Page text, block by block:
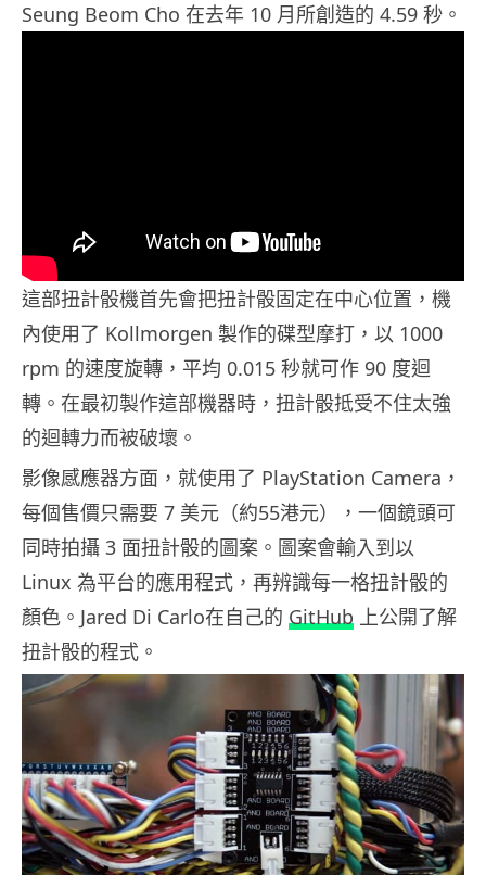
Seung Beom Cho 在去年 10 月所創造的 4.59 秒。
這部扭計骰機首先會把扭計骰固定在中心位置，機
內使用了 Kollmorgen 製作的碟型摩打，以 1000
rpm 的速度旋轉，平均 0.015 秒就可作 90 度迴
轉。在最初製作這部機器時，扭計骰抵受不住太強
的迴轉力而被破壞。
影像感應器方面，就使用了 PlayStation Camera，
每個售價只需要 7 美元（約55港元），一個鏡頭可
同時拍攝 3 面扭計骰的圖案。圖案會輸入到以
Linux 為平台的應用程式，再辨識每一格扭計骰的
顏色。Jared Di Carlo在自己的 GitHub 上公開了解
扭計骰的程式。